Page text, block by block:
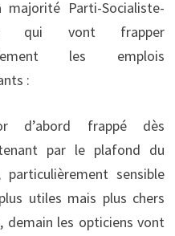
majorité Parti-Socialiste-
qui vont frapper
les emplois
:
d’abord frappé dès
par le plafond du
sensible
utiles mais plus chers
demain les opticiens vont